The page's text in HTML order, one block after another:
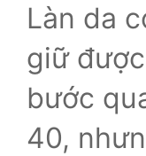
Làn da
giữ
bước
40,